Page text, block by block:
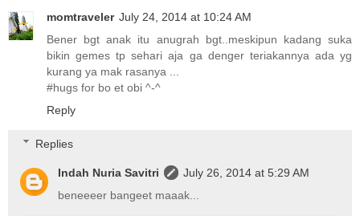
momtraveler July 24, 2014 at 10:24 AM
Bener bgt anak itu anugrah bgt..meskipun kadang suka
bikin gemes tp sehari aja ga denger teriakannya ada yg
kurang ya mak rasanya ...
#hugs for bo et obi ^-^
Reply
Replies
Indah Nuria Savitri
July 26, 2014 at 5:29 AM
beneeeer bangeet maaak...